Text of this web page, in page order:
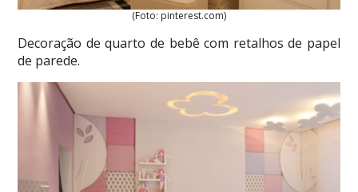
(Foto: pinterest.com)
Decoração de quarto de bebê com retalhos de papel
de parede.